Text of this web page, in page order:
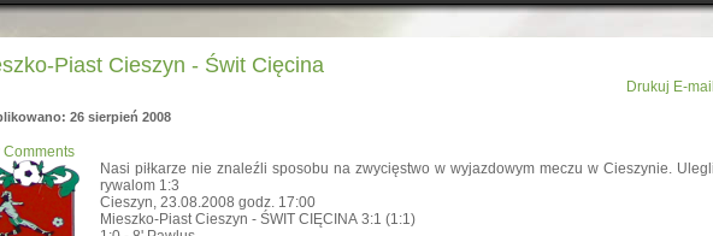
Piast Cieszyn - Świt Cięcina
Drukuj E-mail
26 sierpień 2008
Comments
Nasi piłkarze nie znaleźli sposobu na zwycięstwo w wyjazdowym meczu w Cieszynie. Ulegli
rywalom 1:3
Cieszyn, 23.08.2008 godz. 17:00
Mieszko-Piast Cieszyn - ŚWIT CIĘCINA 3:1 (1:1)